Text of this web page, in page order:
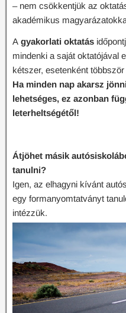
– nem csökkentjük az
akadémikus
A gyakorlati oktatás
mindenki a saját oktatójával
kétszer, esetenként többször
Ha minden nap akarsz
lehetséges, ez azonban
leterheltségétől!
Átjöhet másik
tanulni?
Igen, az elhagyni kívánt
egy formanyomtatványt
intézzük.